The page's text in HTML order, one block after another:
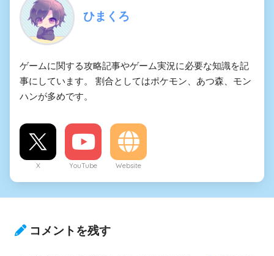
ひまくろ
ゲームに関する攻略記事やゲーム実況に必要な知識を記
事にしています。 割合としてはポケモン、あつ森、モン
ハンが多めです。
X YouTube Website
コメントを残す